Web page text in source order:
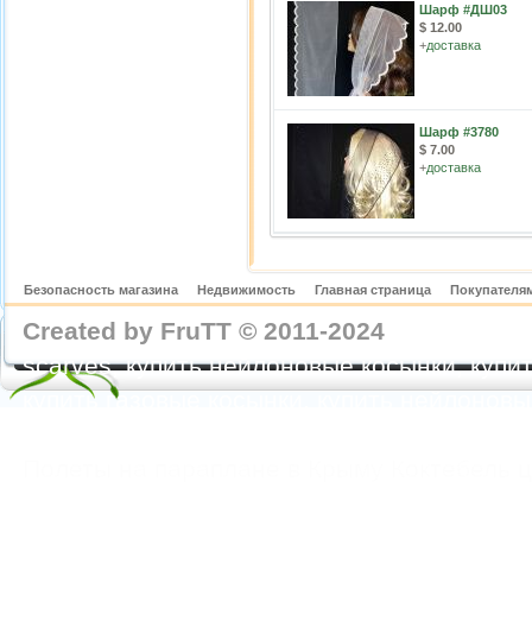
Шарф #ДШ03
$ 12.00
+доставка
Шарф #3780
$ 7.00
+доставка
Безопасность магазина Недвижимость Главная страница
Created by FruTT © 2011-2024
scarves, купить нейлоновые косынки,
купить газовые косынки, купить